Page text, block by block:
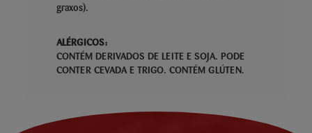
graxos).
ALÉRGICOS:
CONTÉM DERIVADOS DE LEITE E SOJA. PODE
CONTER CEVADA E TRIGO. CONTÉM GLÚTEN.